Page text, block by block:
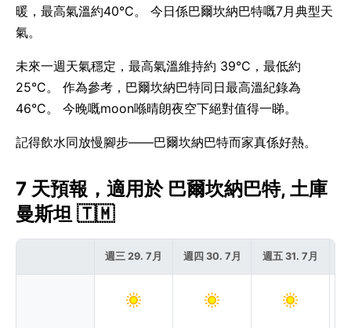
暖，最高氣溫約40°C。 今日係巴爾坎納巴特嘅7月典型天
氣。
未來一週天氣穩定，最高氣溫維持約 39°C，最低約
25°C。 作為參考，巴爾坎納巴特同日最高溫紀錄為
46°C。 今晚嘅moon喺晴朗夜空下絕對值得一睇。
記得飲水同放慢腳步——巴爾坎納巴特而家真係好熱。
7 天預報，適用於 巴爾坎納巴特, 土庫
曼斯坦 🇹🇲
週三 29. 7月 週四 30. 7月 週五 31. 7月